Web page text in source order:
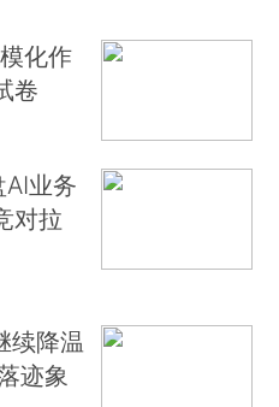
化作
卷
业务
对拉
续降温
迹象